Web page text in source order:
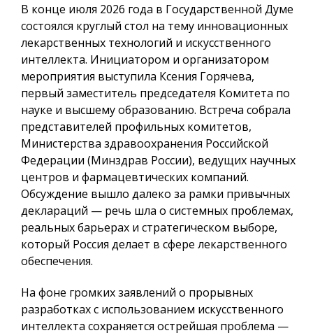
В конце июля 2026 года в Государственной Думе
состоялся круглый стол на тему инновационных
лекарственных технологий и искусственного
интеллекта. Инициатором и организатором
мероприятия выступила Ксения Горячева,
первый заместитель председателя Комитета по
науке и высшему образованию. Встреча собрала
представителей профильных комитетов,
Министерства здравоохранения Российской
Федерации (Минздрав России), ведущих научных
центров и фармацевтических компаний.
Обсуждение вышло далеко за рамки привычных
деклараций — речь шла о системных проблемах,
реальных барьерах и стратегическом выборе,
который Россия делает в сфере лекарственного
обеспечения.
На фоне громких заявлений о прорывных
разработках с использованием искусственного
интеллекта сохраняется острейшая проблема —